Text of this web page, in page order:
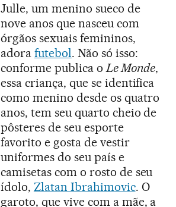
Julle, um menino sueco de
nove anos que nasceu com
órgãos sexuais femininos,
adora futebol. Não só isso:
conforme publica oLe Monde,
essa criança, que se identifica
como menino desde os quatro
anos, tem seu quarto cheio de
pôsteres de seu esporte
favorito e gosta de vestir
uniformes do seu país e
camisetas com o rosto de seu
ídolo, Zlatan Ibrahimovic. O
garoto, que vive com a mãe, a